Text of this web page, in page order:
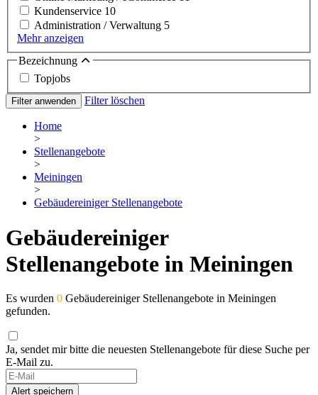
Kundenservice 10
Administration / Verwaltung 5
Mehr anzeigen
Bezeichnung
Topjobs
Filter anwenden Filter löschen
Home
>
Stellenangebote
>
Meiningen
>
Gebäudereiniger Stellenangebote
Gebäudereiniger
Stellenangebote in Meiningen
Es wurden 0 Gebäudereiniger Stellenangebote in Meiningen
gefunden.
Ja, sendet mir bitte die neuesten Stellenangebote für diese Suche per
E-Mail zu.
Alert speichern